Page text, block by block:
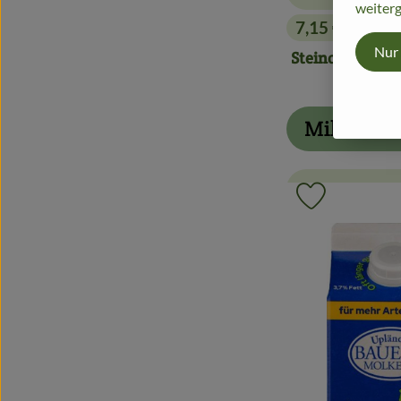
, Preis:
7,15 € / Laib
Steinofen
Produkt
Nur